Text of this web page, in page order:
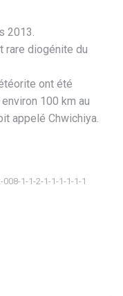
2013.
rare diogénite du
ont été
100 km au
appelé Chwichiya.
008-1-1-2-1-1-1-1-1-1